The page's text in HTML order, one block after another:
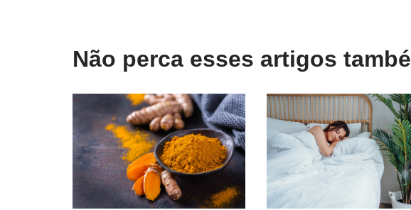
Não perca esses artigos